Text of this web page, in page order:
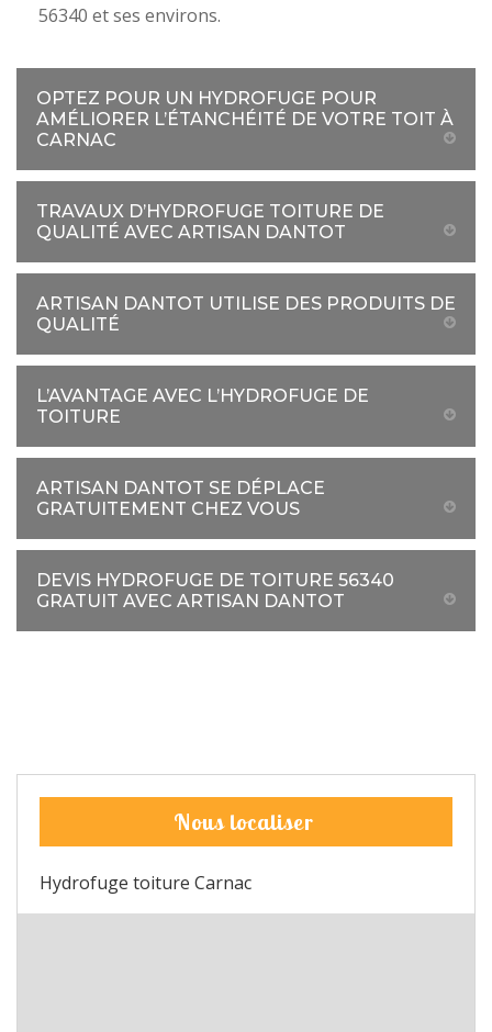
56340 et ses environs.
OPTEZ POUR UN HYDROFUGE POUR
AMÉLIORER L’ÉTANCHÉITÉ DE VOTRE TOIT À
CARNAC
TRAVAUX D’HYDROFUGE TOITURE DE
QUALITÉ AVEC ARTISAN DANTOT
ARTISAN DANTOT UTILISE DES PRODUITS DE
QUALITÉ
L’AVANTAGE AVEC L’HYDROFUGE DE
TOITURE
ARTISAN DANTOT SE DÉPLACE
GRATUITEMENT CHEZ VOUS
DEVIS HYDROFUGE DE TOITURE 56340
GRATUIT AVEC ARTISAN DANTOT
Nous localiser
Hydrofuge toiture Carnac